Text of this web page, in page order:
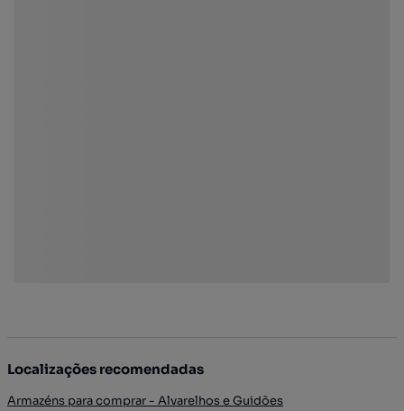
Localizações recomendadas
Armazéns para comprar - Alvarelhos e Guidões